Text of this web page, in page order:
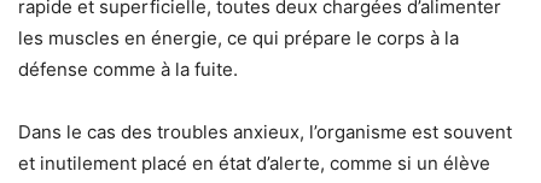
rapide et superficielle, toutes deux chargées d’alimenter
les muscles en énergie, ce qui prépare le corps à la
défense comme à la fuite.
Dans le cas des troubles anxieux, l’organisme est souvent
et inutilement placé en état d’alerte, comme si un élève